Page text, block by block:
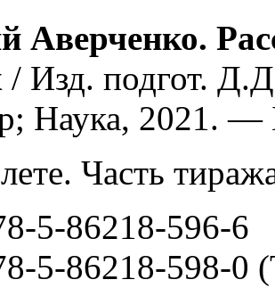
Аверченко.
/ Изд. подгот.
Наука, 2021.
Часть
5-86218-596-6
5-86218-598-0